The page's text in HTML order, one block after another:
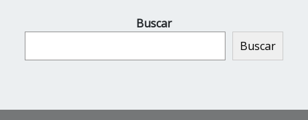
Buscar
Buscar